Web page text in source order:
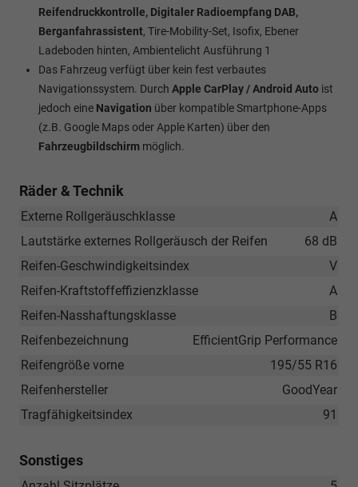
Reifendruckkontrolle, Digitaler Radioempfang DAB,
Berganfahrassistent, Tire-Mobility-Set, Isofix, Ebener
Ladeboden hinten, Ambientelicht Ausführung 1
Das Fahrzeug verfügt über kein fest verbautes
Navigationssystem. Durch Apple CarPlay / Android Auto ist
jedoch eine Navigation über kompatible Smartphone-Apps
(z.B. Google Maps oder Apple Karten) über den
Fahrzeugbildschirm möglich.
Räder & Technik
A
Externe Rollgeräuschklasse
68 dB
Lautstärke externes Rollgeräusch der Reifen
V
Reifen-Geschwindigkeitsindex
A
Reifen-Kraftstoffeffizienzklasse
B
Reifen-Nasshaftungsklasse
EfficientGrip Performance
Reifenbezeichnung
195/55 R16
Reifengröße vorne
GoodYear
Reifenhersteller
91
Tragfähigkeitsindex
Sonstiges